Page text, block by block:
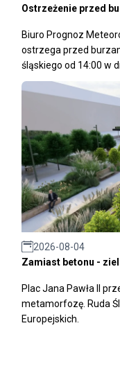
Ostrzeżenie przed
Biuro Prognoz
ostrzega przed
śląskiego od 14:00 w
2026-08-04
Zamiast betonu -
Plac Jana Pawła II
metamorfozę. Ruda
Europejskich.